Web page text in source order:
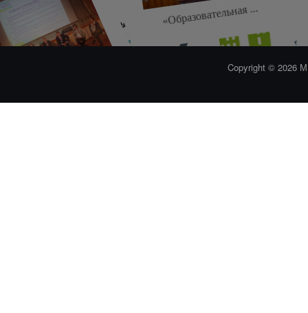
В
«Лучший учитель» в ...
Всероссийский форум ...
«Образовательная ...
Copyright © 2026